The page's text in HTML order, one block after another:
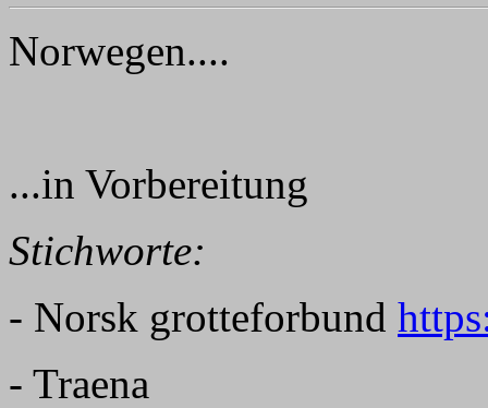
Norwegen....
...in Vorbereitung
Stichworte:
- Norsk grotteforbund
- Traena